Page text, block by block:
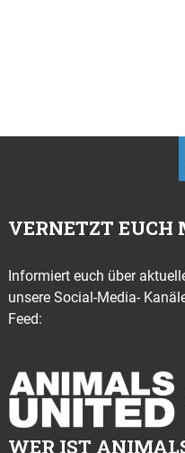
VERNETZT EUCH
Informiert euch über
unsere Social-Media-
Feed:
WER IST